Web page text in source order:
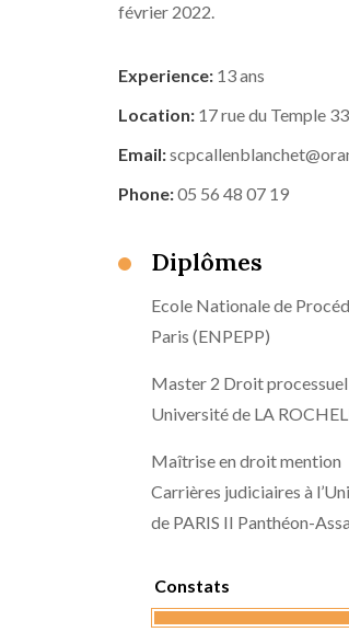
février 2022.
Experience: 13 ans
Location: 17 rue du Temple
Email:
Phone:05 56 48 07 19
Diplômes
Ecole Nationale de
Paris (ENPEPP)
Master 2 Droit processuel
Université de LA
Maîtrise en droit mention
Carrières judiciaires à
de PARIS II Panthéon-
Constats